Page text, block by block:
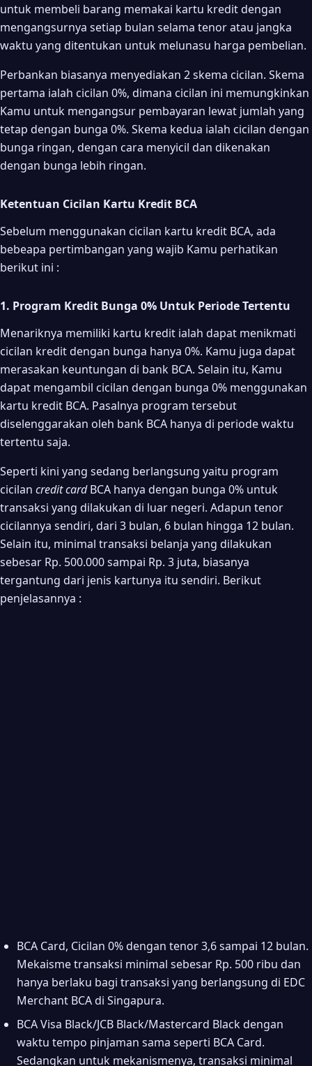
untuk membeli barang memakai kartu kredit dengan
mengangsurnya setiap bulan selama tenor atau jangka
waktu yang ditentukan untuk melunasu harga pembelian.
Perbankan biasanya menyediakan 2 skema cicilan. Skema
pertama ialah cicilan 0%, dimana cicilan ini memungkinkan
Kamu untuk mengangsur pembayaran lewat jumlah yang
tetap dengan bunga 0%. Skema kedua ialah cicilan dengan
bunga ringan, dengan cara menyicil dan dikenakan
dengan bunga lebih ringan.
Ketentuan Cicilan Kartu Kredit BCA
Sebelum menggunakan cicilan kartu kredit BCA, ada
bebeapa pertimbangan yang wajib Kamu perhatikan
berikut ini :
1. Program Kredit Bunga 0% Untuk Periode Tertentu
Menariknya memiliki kartu kredit ialah dapat menikmati
cicilan kredit dengan bunga hanya 0%. Kamu juga dapat
merasakan keuntungan di bank BCA. Selain itu, Kamu
dapat mengambil cicilan dengan bunga 0% menggunakan
kartu kredit BCA. Pasalnya program tersebut
diselenggarakan oleh bank BCA hanya di periode waktu
tertentu saja.
Seperti kini yang sedang berlangsung yaitu program
cicilan credit cardBCA hanya dengan bunga 0% untuk
transaksi yang dilakukan di luar negeri. Adapun tenor
cicilannya sendiri, dari 3 bulan, 6 bulan hingga 12 bulan.
Selain itu, minimal transaksi belanja yang dilakukan
sebesar Rp. 500.000 sampai Rp. 3 juta, biasanya
tergantung dari jenis kartunya itu sendiri. Berikut
penjelasannya :
BCA Card, Cicilan 0% dengan tenor 3,6 sampai 12 bulan.
Mekaisme transaksi minimal sebesar Rp. 500 ribu dan
hanya berlaku bagi transaksi yang berlangsung di EDC
Merchant BCA di Singapura.
BCA Visa Black/JCB Black/Mastercard Black dengan
waktu tempo pinjaman sama seperti BCA Card.
Sedangkan untuk mekanismenya, transaksi minimal